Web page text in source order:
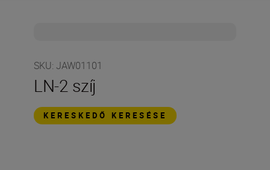
SKU: JAW01101
LN-2 szíj
KERESKEDŐ KERESÉSE